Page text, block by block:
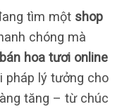
tìm một shop
chóng mà
bán hoa tươi online
pháp lý tưởng cho
tăng – từ chúc